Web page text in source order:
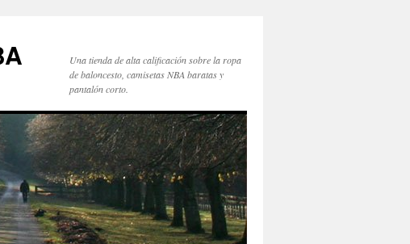
Una tienda de alta calificación sobre la ropa
de baloncesto, camisetas NBA baratas y
pantalón corto.